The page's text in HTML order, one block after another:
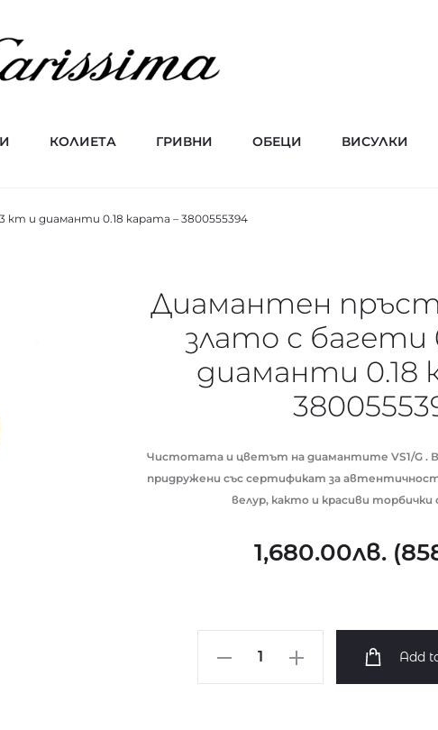
КОЛИЕТА ГРИВНИ ОБЕЦИ ВИСУЛКИ
и диаманти 0.18 карата – 3800555394
Диамантен
злато с багети
диаманти 0.18
Чистотата и цветът на диамантите VS1/G .
придружени със сертификат за
велур, както и красиви
1,680.00лв.(
Диамантен
Add